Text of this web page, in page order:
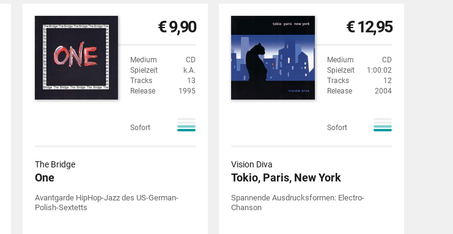
€ 9,90
Medium
CD
Spielzeit
k.A.
Tracks
13
Release
1995
Sofort
The Bridge
One
Avantgarde HipHop-Jazz des US-German-
Polish-Sextetts
€ 12,95
Medium
CD
Spielzeit
1:00:02
Tracks
12
Release
2004
Sofort
Vision Diva
Tokio, Paris, New York
Spannende Ausdrucksformen: Electro-
Chanson